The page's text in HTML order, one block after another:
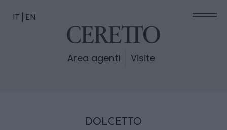
Area agenti Visite
IT EN
DOLCETTO